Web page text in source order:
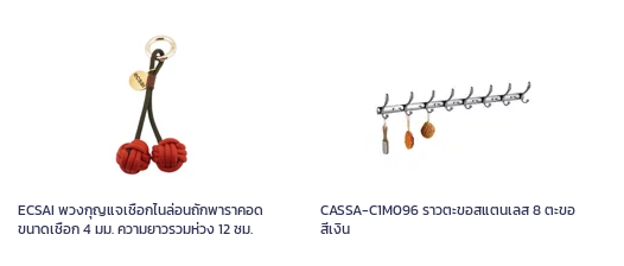
จัดส่งพร้อมติดตั้ง
ชำระเต็ม
ผ่อนชำระ
ชำระเต็ม
ผ่อนชำระ
ECSAI พวงกุญแจเชือกไนล่อนถักพาราคอด
ขนาดเชือก 4 มม. ความยาวรวมห่วง 12 ซม.
CASSA-C1M096 ราวตะขอสแตนเลส 8 ตะขอ
สีเงิน